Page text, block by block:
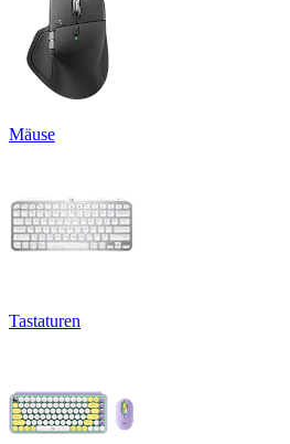
Mäuse
Tastaturen